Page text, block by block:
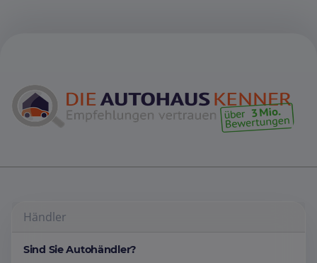
Händler
Sind Sie Autohändler?